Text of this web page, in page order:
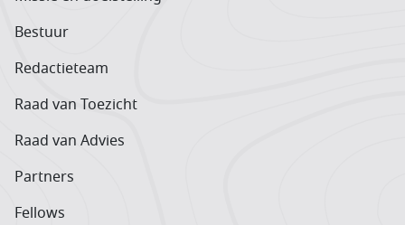
Bestuur
Redactieteam
Raad van Toezicht
Raad van Advies
Partners
Fellows